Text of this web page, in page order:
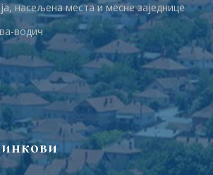
насељена места и месне заједнице
водич